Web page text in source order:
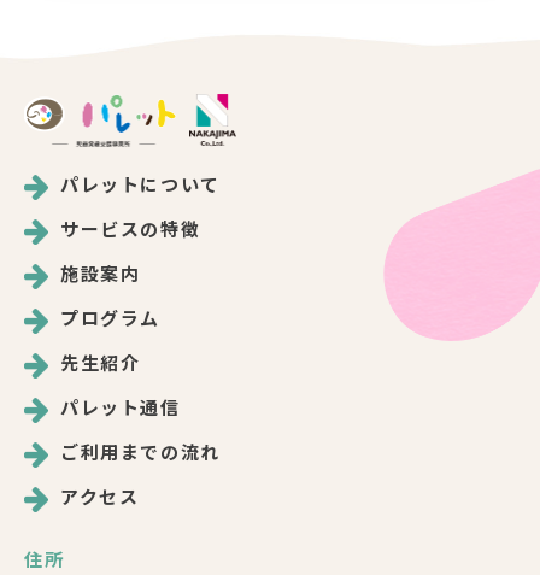
パレットについて
サービスの特徴
施設案内
プログラム
先生紹介
パレット通信
ご利用までの流れ
アクセス
住所